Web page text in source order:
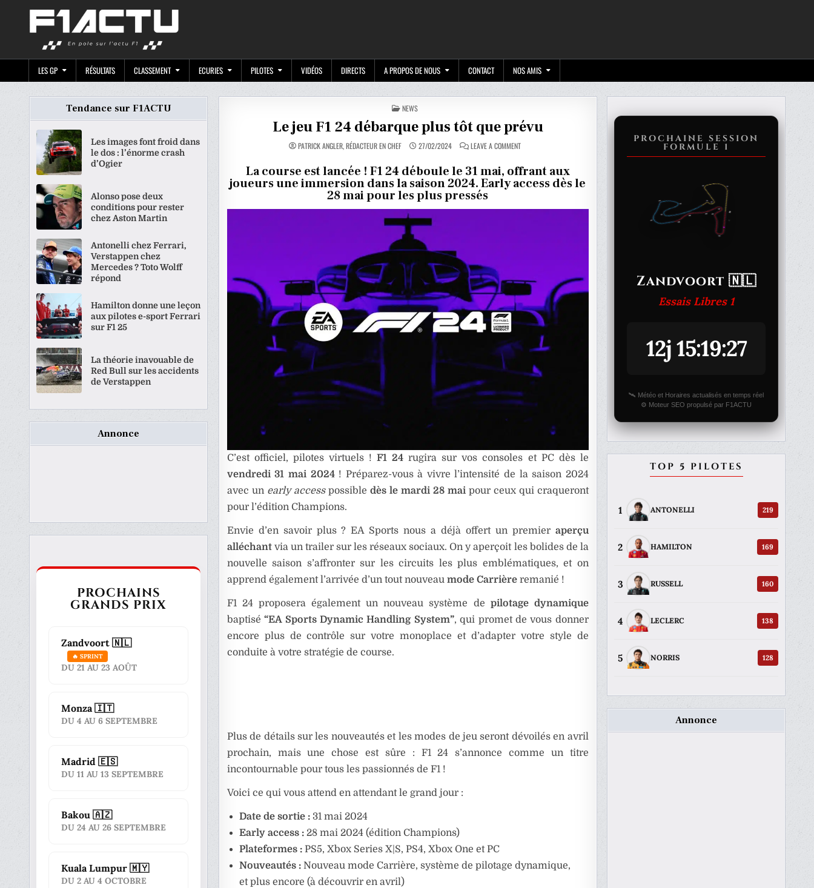
LES GP RÉSULTATS CLASSEMENT ECURIES PILOTES VIDÉOS DIRECTS A PROPOS DE NOUS CONTACT NOS AMIS
POSTED
IN
NEWS
Le jeu F1 24 débarque plus tôt que prévu
PATRICK ANGLER, RÉDACTEUR EN CHEF 27/02/2024 LEAVE A COMMENTON
LE
F1
24
DÉBARQUE
PLUS
PRÉVU
La course est lancée ! F1 24 déboule le 31 mai, offrant aux
joueurs une immersion dans la saison 2024. Early access dès le
28 mai pour les plus pressés
C’est officiel, pilotes virtuels !F1 24 rugira sur vos consoles et PC dès le
vendredi 31 mai 2024! Préparez-vous à vivre l’intensité de la saison 2024
avec un early accesspossible dès le mardi 28 maipour ceux qui craqueront
pour l’édition Champions.
Envie d’en savoir plus ? EA Sports nous a déjà offert un premier aperçu
alléchantvia un trailer sur les réseaux sociaux. On y aperçoit les bolides de la
nouvelle saison s’affronter sur les circuits les plus emblématiques, et on
apprend également l’arrivée d’un tout nouveau mode Carrièreremanié !
F1 24 proposera également un nouveau système de pilotage dynamique
baptisé“EA Sports Dynamic Handling System”, qui promet de vous donner
encore plus de contrôle sur votre monoplace et d’adapter votre style de
conduite à votre stratégie de course.
Plus de détails sur les nouveautés et les modes de jeu seront dévoilés en avril
prochain, mais une chose est sûre : F1 24 s’annonce comme un titre
incontournable pour tous les passionnés de F1 !
Voici ce qui vous attend en attendant le grand jour :
Date de sortie :31 mai 2024
Early access :28 mai 2024 (édition Champions)
Plateformes :PS5, Xbox Series X|S, PS4, Xbox One et PC
Nouveautés :Nouveau mode Carrière, système de pilotage dynamique,
et plus encore (à découvrir en avril)
Tendance sur F1ACTU
Les images font froid dans
le dos : l’énorme crash
d’Ogier
Alonso pose deux
conditions pour rester
chez Aston Martin
Antonelli chez Ferrari,
Verstappen chez
Mercedes ? Toto Wolff
répond
Hamilton donne une leçon
aux pilotes e-sport Ferrari
sur F1 25
La théorie inavouable de
Red Bull sur les accidents
de Verstappen
Annonce
PROCHAINS
GRANDS PRIX
Zandvoort 🇳🇱
🔥 SPRINT
DU 21 AU 23 AOÛT
Monza 🇮🇹
DU 4 AU 6 SEPTEMBRE
Madrid 🇪🇸
DU 11 AU 13 SEPTEMBRE
Bakou 🇦🇿
DU 24 AU 26 SEPTEMBRE
Kuala Lumpur 🇲🇾
DU 2 AU 4 OCTOBRE
PROCHAINE SESSION
FORMULE 1
Zandvoort 🇳🇱
Essais Libres 1
12j 15:19:27
🛰️ Météo et Horaires actualisés en temps réel
⚙️ Moteur SEO propulsé par F1ACTU
TOP 5 PILOTES
1 ANTONELLI 219
2 HAMILTON 169
3 RUSSELL 160
4 LECLERC 138
5 NORRIS 128
Annonce